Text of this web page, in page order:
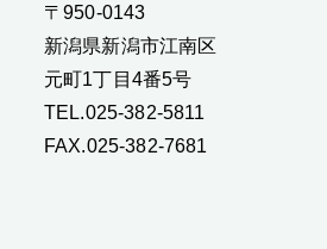
〒950-0143
新潟県新潟市江南区
元町1丁目4番5号
TEL.025-382-5811
FAX.025-382-7681